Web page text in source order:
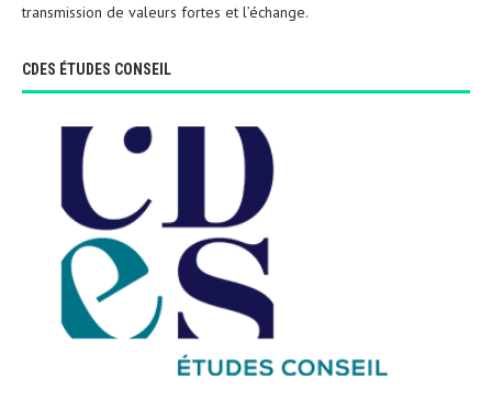
transmission de valeurs fortes et l’échange.
CDES ÉTUDES CONSEIL